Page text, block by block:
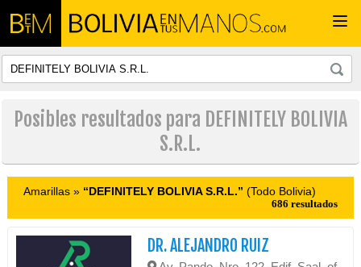
Posibles resultados para DEFINITELY BOLIVIA
S.R.L.
Amarillas » “DEFINITELY BOLIVIA S.R.L.” (Todo Bolivia)
686 resultados
DR. ALEJANDRO RUIZ